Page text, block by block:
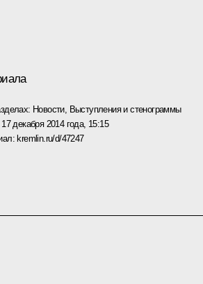
Новости, Выступления и стенограммы
17 декабря 2014 года, 15:15
kremlin.ru/d/47247